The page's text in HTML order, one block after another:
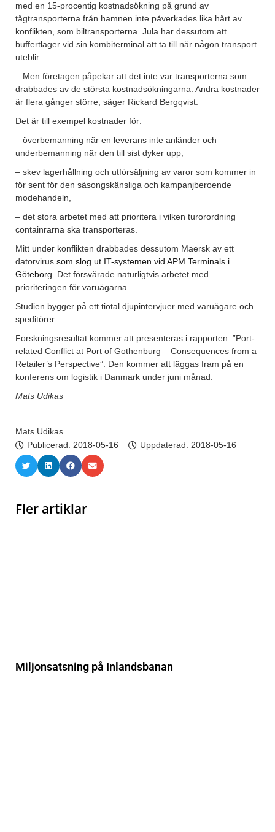
med en 15-procentig kostnadsökning på grund av
tågtransporterna från hamnen inte påverkades lika hårt av
konflikten, som biltransporterna. Jula har dessutom att
buffertlager vid sin kombiterminal att ta till när någon transport
uteblir.
– Men företagen påpekar att det inte var transporterna som
drabbades av de största kostnadsökningarna. Andra kostnader
är flera gånger större, säger Rickard Bergqvist.
Det är till exempel kostnader för:
– överbemanning när en leverans inte anländer och
underbemanning när den till sist dyker upp,
– skev lagerhållning och utförsäljning av varor som kommer in
för sent för den säsongskänsliga och kampanjberoende
modehandeln,
– det stora arbetet med att prioritera i vilken turorordning
containrarna ska transporteras.
Mitt under konflikten drabbades dessutom Maersk av ett
datorvirus som slog ut IT-systemen vid APM Terminals i
Göteborg . Det försvårade naturligtvis arbetet med
prioriteringen för varuägarna.
Studien bygger på ett tiotal djupintervjuer med varuägare och
speditörer.
Forskningsresultat kommer att presenteras i rapporten: ”Port-
related Conflict at Port of Gothenburg – Consequences from a
Retailer’s Perspective”. Den kommer att läggas fram på en
konferens om logistik i Danmark under juni månad.
Mats Udikas
Mats Udikas
Publicerad: 2018-05-16 Uppdaterad: 2018-05-16
Fler artiklar
Miljonsatsning på Inlandsbanan